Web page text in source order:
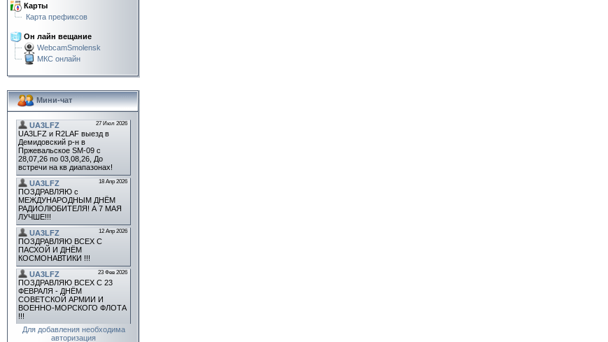
Карты
Карта префиксов
Он лайн вещание
WebcamSmolensk
МКС онлайн
Мини-чат
Для добавления необходима
авторизация